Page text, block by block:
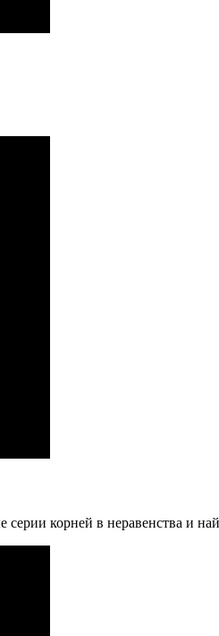
корней в неравенства и